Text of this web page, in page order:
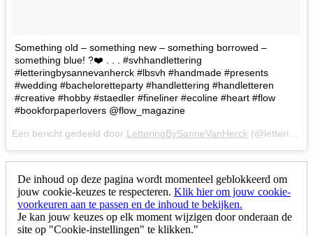
Something old – something new – something borrowed –
something blue! ?❤️ . . . #svhhandlettering
#letteringbysannevanherck #lbsvh #handmade #presents
#wedding #bacheloretteparty #handlettering #handletteren
#creative #hobby #staedler #fineliner #ecoline #heart #flow
#bookforpaperlovers @flow_magazine
Een bericht gedeeld door LetteringBySanneVanHerck (@letteringbysannevanherck) op
De inhoud op deze pagina wordt momenteel geblokkeerd om
jouw cookie-keuzes te respecteren. Klik hier om jouw cookie-
voorkeuren aan te passen en de inhoud te bekijken.
Je kan jouw keuzes op elk moment wijzigen door onderaan de
site op "Cookie-instellingen" te klikken."